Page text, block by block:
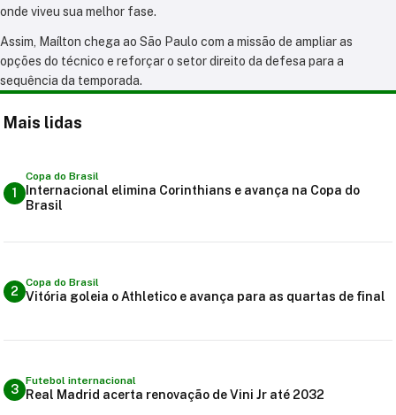
onde viveu sua melhor fase.
Assim, Maílton chega ao São Paulo com a missão de ampliar as
opções do técnico e reforçar o setor direito da defesa para a
sequência da temporada.
Mais lidas
1
Copa do Brasil
Internacional elimina Corinthians e avança na Copa do
Brasil
2
Copa do Brasil
Vitória goleia o Athletico e avança para as quartas de final
3
Futebol internacional
Real Madrid acerta renovação de Vini Jr até 2032